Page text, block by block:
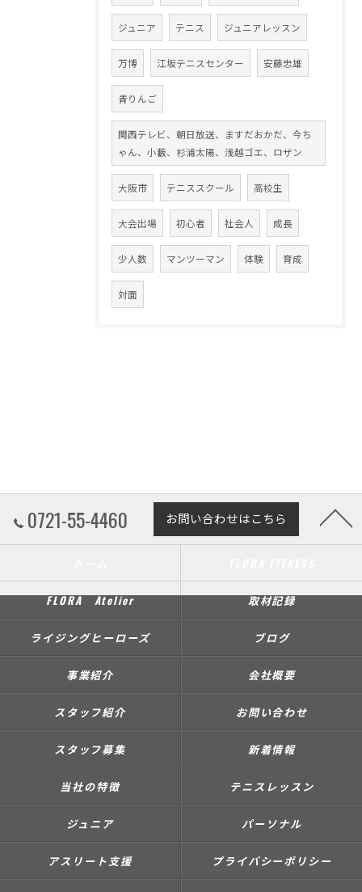
ジュニア テニス ジュニアレッスン
万博 江坂テニスセンター 安藤忠雄
青りんご
関西テレビ、朝日放送、ますだおかだ、今ち
ゃん、小藪、杉浦太陽、浅越ゴエ、ロザン
大阪市 テニススクール 高校生
大会出場 初心者 社会人 成長
少人数 マンツーマン 体験 育成
対面
0721-55-4460 お問い合わせはこちら
FLORA Atelier 取材記録
ライジングヒーローズ ブログ
事業紹介 会社概要
スタッフ紹介 お問い合わせ
スタッフ募集 新着情報
当社の特徴 テニスレッスン
ジュニア パーソナル
アスリート支援 プライバシーポリシー